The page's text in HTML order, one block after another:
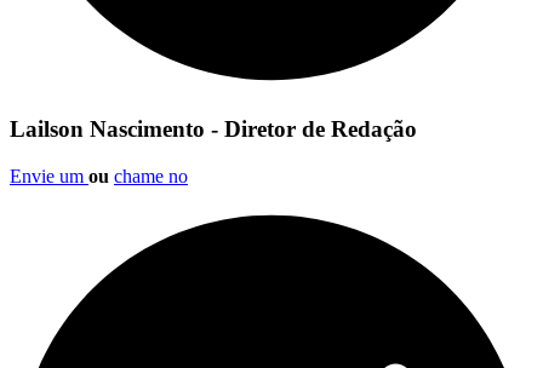
Lailson Nascimento - Diretor de Redação
Envie um ou chame no